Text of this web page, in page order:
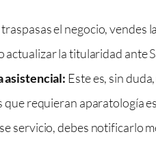
traspasas el negocio, vendes
la titularidad ante
asistencial: Este es, sin
requieran aparatología
servicio, debes notificarlo